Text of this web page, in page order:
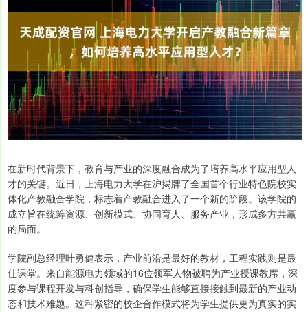
在新时代背景下，教育与产业的深度融合成为了培养高水平应用型人
才的关键。近日，上海电力大学在沪揭牌了全国首个行业特色院校实
体化产教融合学院，标志着产教融合进入了一个新的阶段。该学院的
成立旨在统筹资源、创新模式、协同育人、服务产业，形成多方共赢
的局面。
学院副总经理叶勇健表示，产业前沿是最好的教材，工程实践则是最
佳课堂。来自能源电力领域的16位领军人物被聘为产业授课教席，深
度参与课程开发与科创指导，确保学生能够直接接触到最新的产业动
态和技术难题。这种紧密的校企合作模式将为学生提供更为真实的实